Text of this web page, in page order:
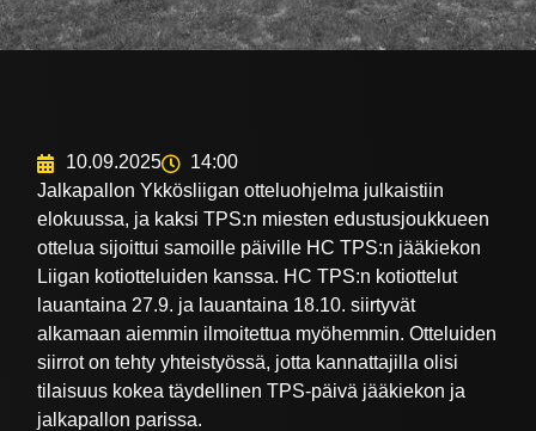
10.09.2025
14:00
Jalkapallon Ykkösliigan otteluohjelma julkaistiin
elokuussa, ja kaksi TPS:n miesten edustusjoukkueen
ottelua sijoittui samoille päiville HC TPS:n jääkiekon
Liigan kotiotteluiden kanssa. HC TPS:n kotiottelut
lauantaina 27.9. ja lauantaina 18.10. siirtyvät
alkamaan aiemmin ilmoitettua myöhemmin. Otteluiden
siirrot on tehty yhteistyössä, jotta kannattajilla olisi
tilaisuus kokea täydellinen TPS-päivä jääkiekon ja
jalkapallon parissa.